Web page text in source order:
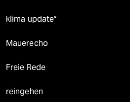
klima update°
Mauerecho
Freie Rede
reingehen